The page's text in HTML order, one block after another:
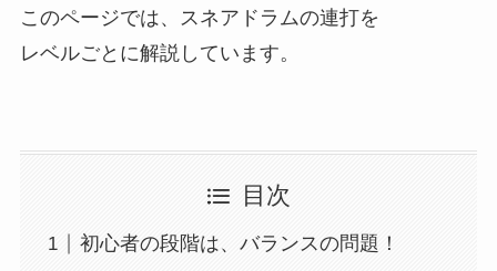
このページでは、スネアドラムの連打を
レベルごとに解説しています。
目次
初心者の段階は、バランスの問題！